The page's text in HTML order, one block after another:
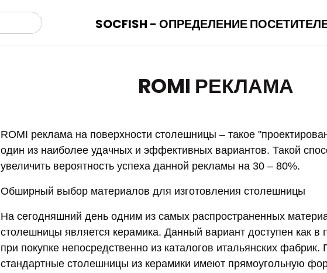
SOCFISH - ОПРЕДЕЛЕНИЕ
ROMI РЕКЛАМА
ROMI реклама на поверхности столешницы – такое
один из наиболее удачных и эффективных вариантов. Такой
увеличить вероятность успеха данной рекламы на 30 – 80%.
Обширный выбор материалов для изготовления столешницы
На сегодняшний день одним из самых распространенных
столешницы является керамика. Данный вариант доступен как в
при покупке непосредственно из каталогов итальянских
стандартные столешницы из керамики имеют прямоугольную